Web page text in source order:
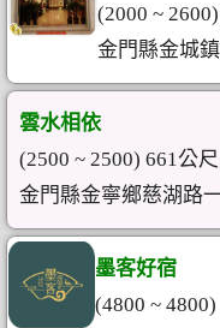
(2000 ~
金門縣金城
雲水相依
(2500 ~ 2500) 661公尺
金門縣金寧鄉慈湖路
墨客好宿
(4800 ~